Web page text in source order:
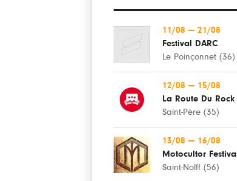
11/08 — 21/08
Festival DARC
Le Poinçonnet (36)
12/08 — 15/08
La Route Du Rock
Saint-Père (35)
13/08 — 16/08
Motocultor Festival
Saint-Nolff (56)